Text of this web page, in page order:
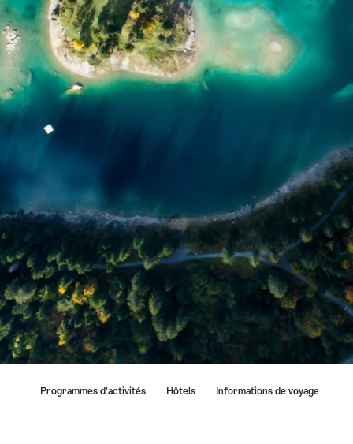
Programmes d'activités​ Hôtels Informations de voyage